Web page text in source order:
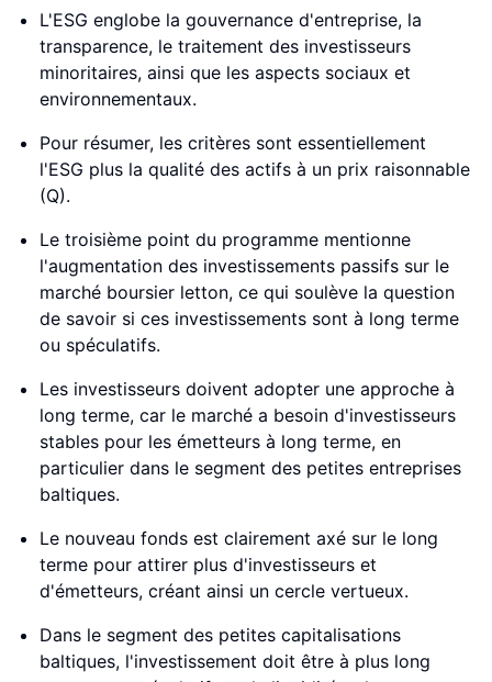
L'ESG englobe la gouvernance d'entreprise, la
transparence, le traitement des investisseurs
minoritaires, ainsi que les aspects sociaux et
environnementaux.
Pour résumer, les critères sont essentiellement
l'ESG plus la qualité des actifs à un prix raisonnable
(Q).
Le troisième point du programme mentionne
l'augmentation des investissements passifs sur le
marché boursier letton, ce qui soulève la question
de savoir si ces investissements sont à long terme
ou spéculatifs.
Les investisseurs doivent adopter une approche à
long terme, car le marché a besoin d'investisseurs
stables pour les émetteurs à long terme, en
particulier dans le segment des petites entreprises
baltiques.
Le nouveau fonds est clairement axé sur le long
terme pour attirer plus d'investisseurs et
d'émetteurs, créant ainsi un cercle vertueux.
Dans le segment des petites capitalisations
baltiques, l'investissement doit être à plus long